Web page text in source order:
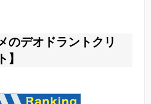
のデオドラントクリ
】